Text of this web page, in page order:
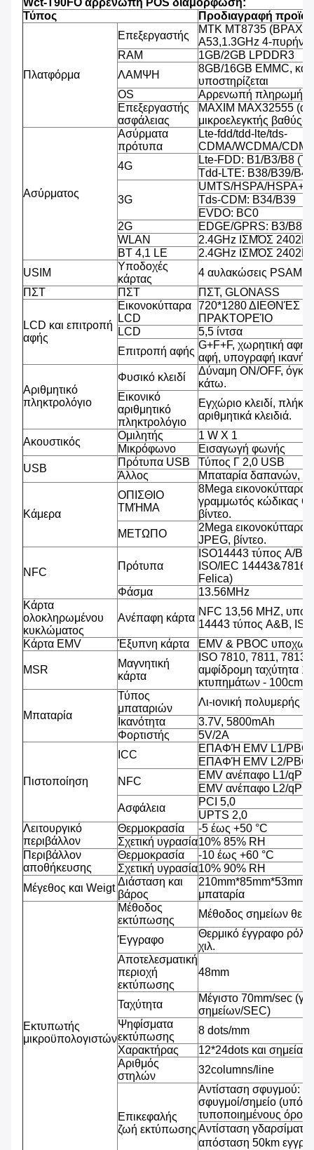
Wct-T90FO αρρενωπή POS διαμόρφωση:
Τύπος
Προδιαγραφή
Πλατφόρμα
Επεξεργαστής
MTK MT8735
A53,1.3GHz 4-
RAM
1GB/2GB LPDDR3
ΛΑΜΨΗ
8GB/16GB EMMC,
υποστηρίζεται
OS
Αρρενωπή πληρωμή
Επεξεργαστής
ασφάλειας
MAXIM MAX32555
μικροελεγκτής βαθύς-
Ασύρματος
Ασύρματα
πρότυπα
Lte-fdd/tdd-lte/tds-
CDMA/WCDMA/
4G
Lte-FDD: B1/B3/B8
Tdd-LTE: B38/B39/
3G
UMTS/HSPA/HSPA+/
Tds-CDM: B34/B39
EVDO: BC0
2G
EDGE/GPRS: B3/B8
WLAN
2.4GHz ΙΣΜΌΣ
BT 4,1 LE
2.4GHz ΙΣΜΌΣ
USIM
Υποδοχές
κάρτας
4 αυλακώσεις PSAM,
ΠΣΤ
ΠΣΤ ΠΣΤ, GLONASS
LCD και επιτροπή
αφής
Εικονοκύτταρα
LCD
720*1280 ΔΙΕΘΝΈΣ
ΠΡΑΚΤΟΡΕΊΟ
LCD
5,5 ίντσα
Επιτροπή αφής
G+F+F, χωρητική αφή
αφή, υπογραφή ικανή,
Αριθμητικό
πληκτρολόγιο
Φυσικό κλειδί
Δύναμη ON/OFF,
κάτω.
Εικονικό
αριθμητικό
πληκτρολόγιο
Εγχώριο κλειδί,
αριθμητικά κλειδιά.
Ακουστικός
Ομιλητής
1 W Χ 1
Μικρόφωνο
Εισαγωγή φωνής
USB
Πρότυπα USB
Τύπος Γ 2,0 USB
Άλλος
Μπαταρία δαπανών,
Κάμερα
ΟΠΙΣΘΙΟ
ΤΜΉΜΑ
8Mega εικονοκύτταρα,
γραμμωτός κώδικας
βίντεο.
ΜΕΤΩΠΟ
2Mega εικονοκύτταρα,
JPEG, βίντεο.
NFC
Πρότυπα
ISO14443 τύπος A/B
ISO/IEC 14443&7816,
Felica)
Φάσμα
13.56MHz
Κάρτα
ολοκληρωμένου
κυκλώματος
Ανέπαφη κάρτα
NFC 13,56 MHZ,
14443 τύπος A&B,
Κάρτα EMV
Έξυπνη κάρτα EMV & PBOC
MSR
Μαγνητική
κάρτα
ISO 7810, 7811, 7813
αμφίδρομη ταχύτητα
κτυπημάτων - 100cm/
Μπαταρία
Τύπος
μπαταριών
Λι-ιονική πολυμερής
Ικανότητα
3.7V, 5800mAh
Φορτιστής
5V/2A
Πιστοποίηση
ICC
ΕΠΑΦΉ EMV L1/
ΕΠΑΦΉ EMV L2/
NFC
EMV ανέπαφο L1/
EMV ανέπαφο L2/
Ασφάλεια
PCI 5,0
UPTS 2,0
Λειτουργικό
περιβάλλον
Θερμοκρασία
-5 έως +50 °C
Σχετική υγρασία10% 85% RH
Περιβάλλον
αποθήκευσης
Θερμοκρασία
-10 έως +60 °C
Σχετική υγρασία10% 90% RH
Μέγεθος και Weigt
Διάσταση και
βάρος
210mm*85mm*53mm,
μπαταρία
Εκτυπωτής
μικροϋπολογιστών
Μέθοδος
εκτύπωσης
Μέθοδος σημείων
Έγγραφο
Θερμικό έγγραφο
χιλ.
Αποτελεσματική
περιοχή
εκτύπωσης
48mm
Ταχύτητα
Μέγιστο 70mm/sec
σημείων/SEC)
Ψηφίσματα
εκτύπωσης
8 dots/mm
Χαρακτήρας
12*24dots και σημεία
Αριθμός
στηλών
32columns/line
Επικεφαλής
ζωή εκτύπωσης
Αντίσταση σφυγμού:
σφυγμοί/σημείο (υπό
τυποποιημένους
Αντίσταση
απόσταση 50km